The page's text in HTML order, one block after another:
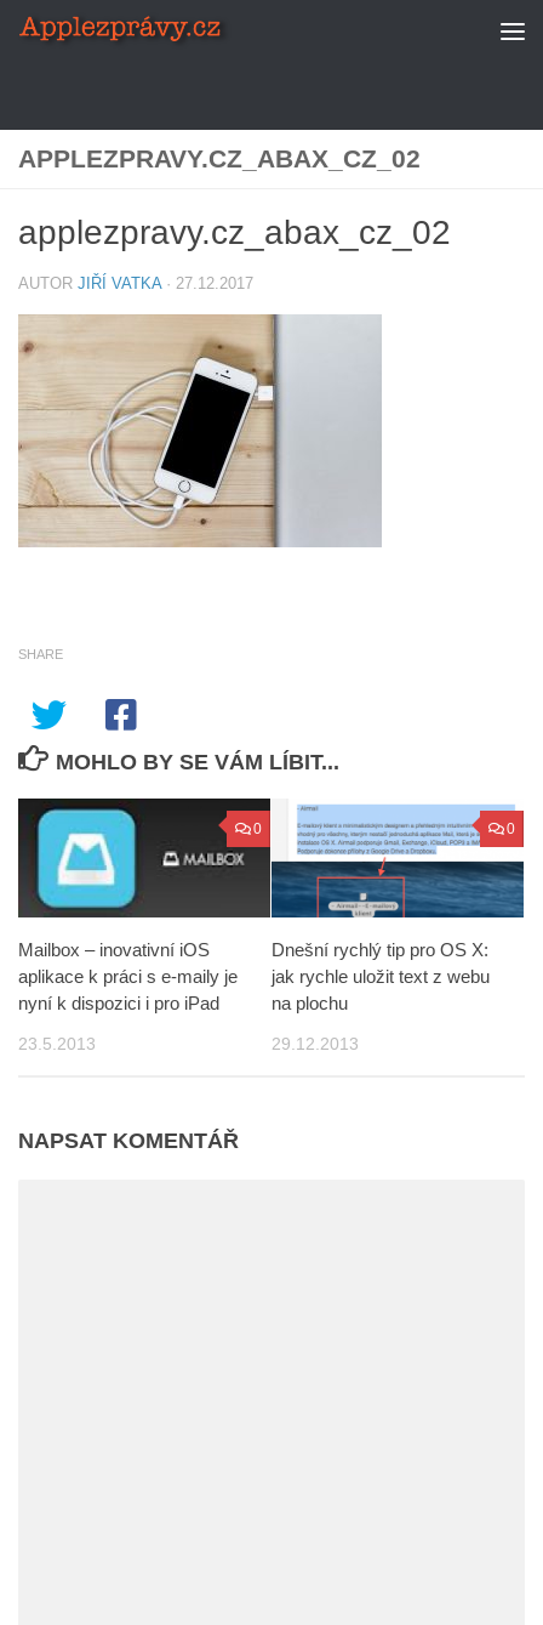
Skip to content
APPLEZPRAVY.CZ_ABAX_CZ_02
applezpravy.cz_abax_cz_02
AUTOR JIŘÍ VATKA · 27.12.2017
SHARE
MOHLO BY SE VÁM LÍBIT...
0
Mailbox – inovativní iOS
aplikace k práci s e-maily je
nyní k dispozici i pro iPad
23.5.2013
0
Dnešní rychlý tip pro OS X:
jak rychle uložit text z webu
na plochu
29.12.2013
NAPSAT KOMENTÁŘ